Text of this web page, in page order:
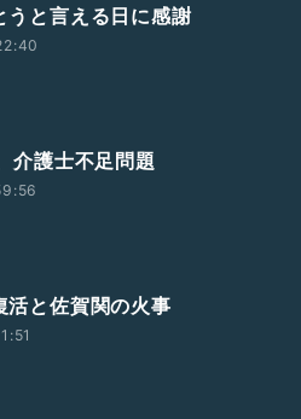
と言える日に感謝
介護士不足問題
と佐賀関の火事